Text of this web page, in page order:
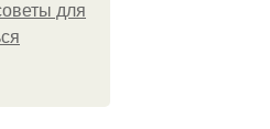
для